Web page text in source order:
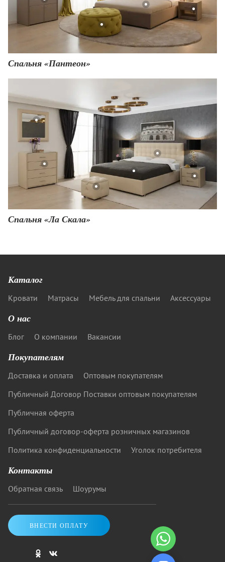
Спальня «Пантеон»
Спальня «Ла Скала»
Каталог
Кровати Матрасы Мебель для спальни Аксессуары
О нас
Блог О компании Вакансии
Покупателям
Доставка и оплата
Оптовым покупателям
Публичный Договор Поставки оптовым покупателям
Публичная оферта
Публичный договор-оферта розничных магазинов
Политика конфиденциальности
Уголок потребителя
Контакты
Обратная связь Шоурумы
ВНЕСТИ ОПЛАТУ